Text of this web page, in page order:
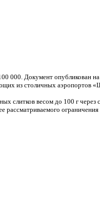
000. Документ опубликован
из столичных
слитков весом до 100 г
рассматриваемого